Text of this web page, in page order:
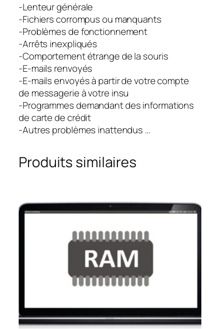
-Lenteur générale
-Fichiers corrompus ou manquants
-Problèmes de fonctionnement
-Arrêts inexpliqués
-Comportement étrange de la souris
-E-mails renvoyés
-E-mails envoyés à partir de votre compte
de messagerie à votre insu
-Programmes demandant des informations
de carte de crédit
-Autres problèmes inattendus …
Produits similaires